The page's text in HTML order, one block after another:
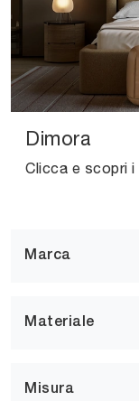
Marca
Materiale
Misura
Dimora